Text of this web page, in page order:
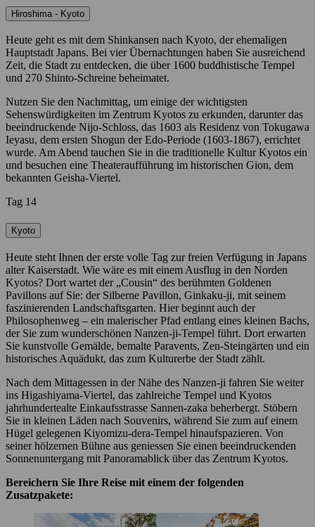
Hiroshima - Kyoto
Heute geht es mit dem Shinkansen nach Kyoto, der ehemaligen
Hauptstadt Japans. Bei vier Übernachtungen haben Sie ausreichend
Zeit, die Stadt zu entdecken, die über 1600 buddhistische Tempel
und 270 Shinto-Schreine beheimatet.
Nutzen Sie den Nachmittag, um einige der wichtigsten
Sehenswürdigkeiten im Zentrum Kyotos zu erkunden, darunter das
beeindruckende Nijo-Schloss, das 1603 als Residenz von Tokugawa
Ieyasu, dem ersten Shogun der Edo-Periode (1603-1867), errichtet
wurde. Am Abend tauchen Sie in die traditionelle Kultur Kyotos ein
und besuchen eine Theateraufführung im historischen Gion, dem
bekannten Geisha-Viertel.
Tag 14
Kyoto
Heute steht Ihnen der erste volle Tag zur freien Verfügung in Japans
alter Kaiserstadt. Wie wäre es mit einem Ausflug in den Norden
Kyotos? Dort wartet der „Cousin“ des berühmten Goldenen
Pavillons auf Sie: der Silberne Pavillon, Ginkaku-ji, mit seinem
faszinierenden Landschaftsgarten. Hier beginnt auch der
Philosophenweg – ein malerischer Pfad entlang eines kleinen Bachs,
der Sie zum wunderschönen Nanzen-ji-Tempel führt. Dort erwarten
Sie kunstvolle Gemälde, bemalte Paravents, Zen-Steingärten und ein
historisches Aquädukt, das zum Kulturerbe der Stadt zählt.
Nach dem Mittagessen in der Nähe des Nanzen-ji fahren Sie weiter
ins Higashiyama-Viertel, das zahlreiche Tempel und Kyotos
jahrhundertealte Einkaufsstrasse Sannen-zaka beherbergt. Stöbern
Sie in kleinen Läden nach Souvenirs, während Sie zum auf einem
Hügel gelegenen Kiyomizu-dera-Tempel hinaufspazieren. Von
seiner hölzernen Bühne aus geniessen Sie einen beeindruckenden
Sonnenuntergang mit Panoramablick über das Zentrum Kyotos.
Bereichern Sie Ihre Reise mit einem der folgenden
Zusatzpakete: